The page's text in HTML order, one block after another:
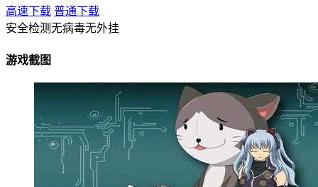
高速下载 普通下载
安全检测无病毒无外挂
游戏截图